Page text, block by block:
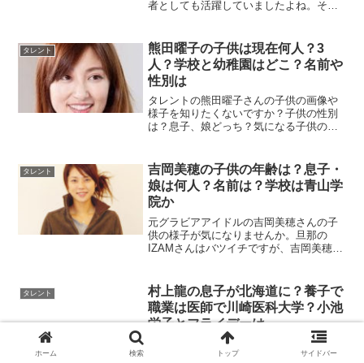
者としても活躍していましたよね。そん
うです。今回は、江角マキコさんの家庭
や子供について詳...
タレント
熊田曜子の子供は現在何人？3
人？学校と幼稚園はどこ？名前や
性別は
タレントの熊田曜子さんの子供の画像や
様子を知りたくないですか？子供の性別
は？息子、娘どっち？気になる子供の名
話題になりましたね。こちらの記事では
熊田曜子さんの子供の様子についてまと
めていきます。
タレント
吉岡美穂の子供の年齢は？息子・
娘は何人？名前は？学校は青山学
院か
元グラビアアイドルの吉岡美穂さんの子
供の様子が気になりませんか。旦那の
IZAMさんはバツイチですが、吉岡美穂さ
や写真が公開されているのか気になりま
すね。この記事では吉岡美穂さんの子供
の様子についてまとめていきます。
タレント
村上龍の息子が北海道に？養子で
職業は医師で川崎医科大学？小池
栄子とフライデーは
村上龍さんとは、芥川賞作家であり、芥川賞選考委員も務められてい
ますが、息子さんが養子や、医師をされていると話題になっているよ
ホーム 検索 トップ サイドバー